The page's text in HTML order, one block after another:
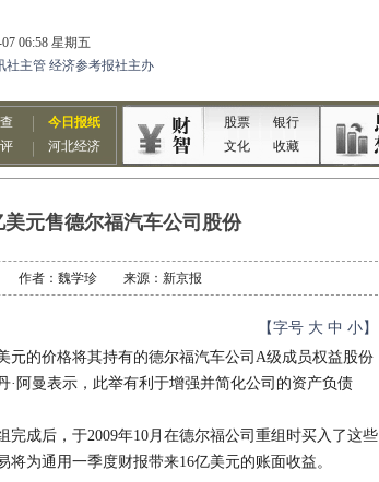
美元售德尔福汽车公司股份
作者：魏学珍 来源：新京报
【字号 大 中 小】
的价格将其持有的德尔福汽车公司A级成员权益股份
·阿曼表示，此举有利于增强并简化公司的资产负债
成后，于2009年10月在德尔福公司重组时买入了这些
为通用一季度财报带来16亿美元的账面收益。